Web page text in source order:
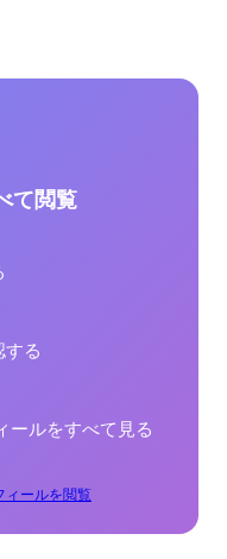
て閲覧
する
ールをすべて見る
ィールを閲覧